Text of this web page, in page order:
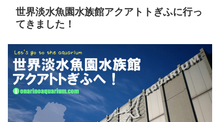
世界淡水魚園水族館アクアトトぎふに行っ
てきました！